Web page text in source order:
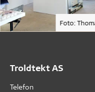
Foto:
Troldtekt AS
Telefon